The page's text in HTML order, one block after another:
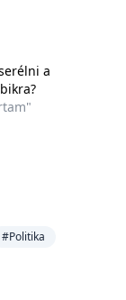
a
#Politika